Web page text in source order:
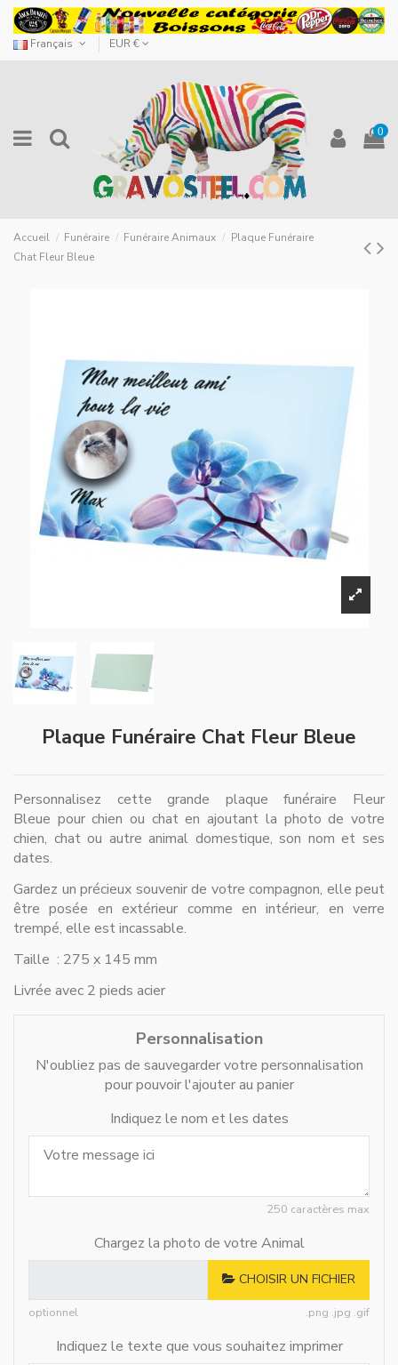
Français EUR €
0
Accueil Funéraire Funéraire Animaux
Plaque Funéraire
Chat Fleur Bleue
Plaque Funéraire Chat Fleur Bleue
Personnalisez cette grande plaque funéraire Fleur
Bleue pour chien ou chat en ajoutant la photo de votre
chien, chat ou autre animal domestique, son nom et ses
dates.
Gardez un précieux souvenir de votre compagnon, elle peut
être posée en extérieur comme en intérieur, en verre
trempé, elle est incassable.
Taille : 275 x 145 mm
Livrée avec 2 pieds acier
Personnalisation
N'oubliez pas de sauvegarder votre personnalisation
pour pouvoir l'ajouter au panier
Indiquez le nom et les dates
250 caractères max
Chargez la photo de votre Animal
CHOISIR UN FICHIER
optionnel .png .jpg .gif
Indiquez le texte que vous souhaitez imprimer